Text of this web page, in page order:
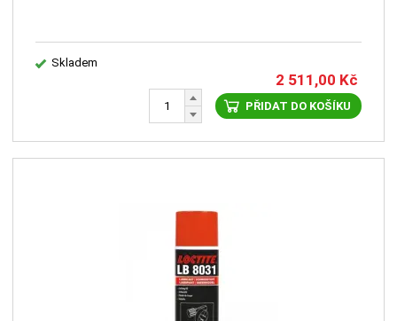
Skladem
2 511,00 Kč
PŘIDAT DO KOŠÍKU